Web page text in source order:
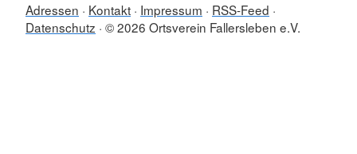
Adressen Kontakt Impressum
RSS-Feed
Datenschutz © 2026 Ortsverein Fallersleben e.V.